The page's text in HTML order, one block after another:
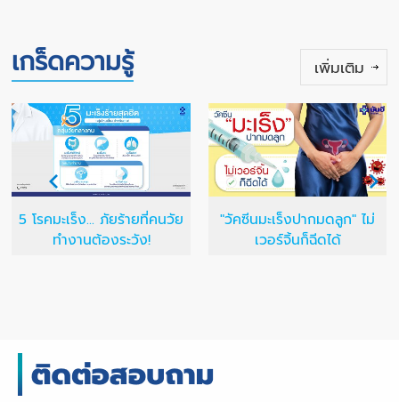
เกร็ดความรู้ เพิ่มเติม
5 โรคมะเร็ง... ภัยร้ายที่คนวัย
ทำงานต้องระวัง!
"วัคซีนมะเร็งปากมดลูก" ไม่
เวอร์จิ้นก็ฉีดได้